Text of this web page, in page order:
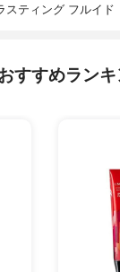
スティング フルイド
すすめラン